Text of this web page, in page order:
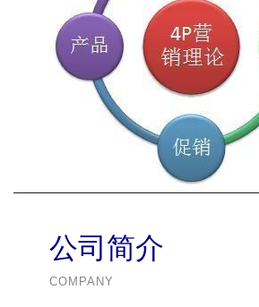
公司简介
COMPANY